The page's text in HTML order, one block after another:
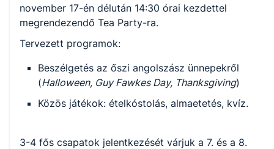
november 17-én délután 14:30 órai kezdettel
megrendezendő Tea Party-ra.
Tervezett programok:
Beszélgetés az őszi angolszász ünnepekről
(Halloween, Guy Fawkes Day, Thanksgiving)
Közös játékok: ételkóstolás, almaetetés, kvíz.
3-4 fős csapatok jelentkezését várjuk a 7. és a 8.